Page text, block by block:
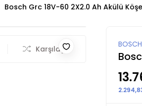
Bosch Grc 18V-60 2X2.0 Ah Akülü
Karşılaştır